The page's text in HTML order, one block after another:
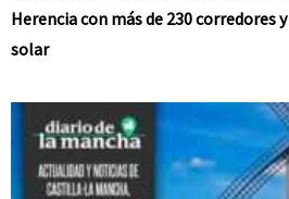
Herencia con más de 230 corredores
solar